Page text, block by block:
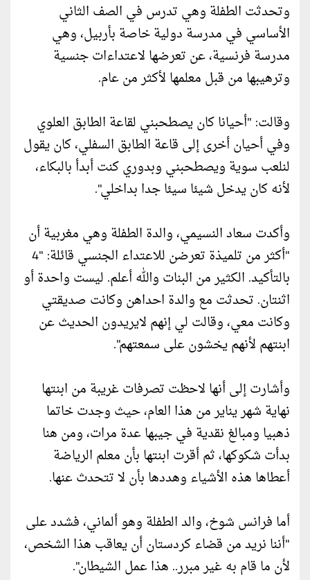
وتحدثت الطفلة وهي تدرس في الصف الثاني
الأساسي في مدرسة دولية خاصة بأربيل، وهي
مدرسة فرنسية، عن تعرضها لاعتداءات جنسية
وترهيبها من قبل معلمها لأكثر من عام.
وقالت: "أحيانا كان يصطحبني لقاعة الطابق العلوي
وفي أحيان أخرى إلى قاعة الطابق السفلي، كان يقول
لنلعب سوية ويصطحبني وبدوري كنت أبدأ بالبكاء،
لأنه كان يدخل شيئا سيئا جدا بداخلي".
وأكدت سعاد النسيمي، والدة الطفلة وهي مغربية أن
"أكثر من تلميذة تعرضن للاعتداء الجنسي قائلة: "4
بالتأكيد. الكثير من البنات والله أعلم. ليست واحدة أو
اثنتان. تحدثت مع والدة احداهن وكانت صديقتي
وكانت معي، وقالت لي إنهم لايريدون الحديث عن
ابنتهم لأنهم يخشون على سمعتهم".
وأشارت إلى أنها لاحظت تصرفات غريبة من ابنتها
نهاية شهر يناير من هذا العام، حيث وجدت خاتما
ذهبيا ومبالغ نقدية في جيبها عدة مرات، ومن هنا
بدأت شكوكها، ثم أقرت ابنتها بأن معلم الرياضة
أعطاها هذه الأشياء وهددها بأن لا تتحدث عنها.
أما فرانس شوخ، والد الطفلة وهو ألماني، فشدد على
"أننا نريد من قضاء كردستان أن يعاقب هذا الشخص،
لأن ما قام به غير مبرر.. هذا عمل الشيطان".